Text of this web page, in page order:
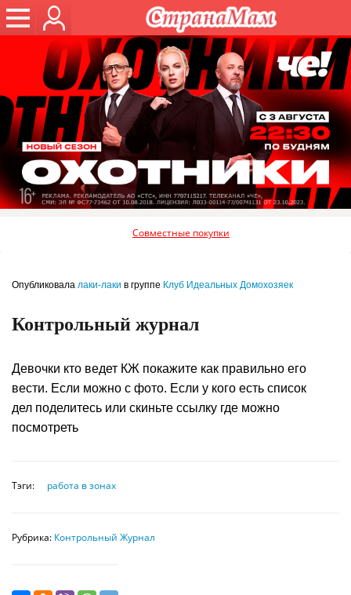
Совместные покупки
Опубликовала лаки-лаки в группе Клуб Идеальных Домохозяек
Контрольный журнал
Девочки кто ведет КЖ покажите как правильно его
вести. Если можно с фото. Если у кого есть список
дел поделитесь или скиньте ссылку где можно
посмотреть
Тэги: работа в зонах
Рубрика: Контрольный Журнал